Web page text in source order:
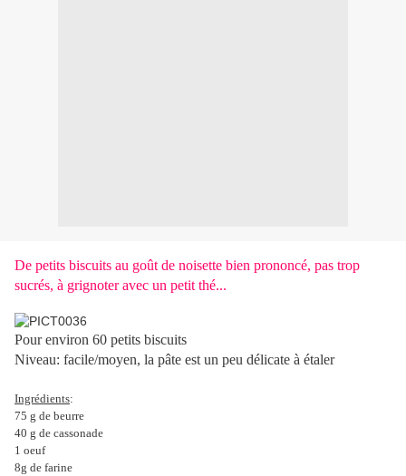
De petits biscuits au goût de noisette bien prononcé, pas trop
sucrés, à grignoter avec un petit thé...
Pour environ 60 petits biscuits
Niveau: facile/moyen, la pâte est un peu délicate à étaler
Ingrédients:
75 g de beurre
40 g de cassonade
1 oeuf
8g de farine